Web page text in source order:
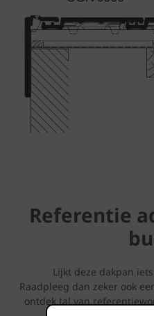
Referentie
Lijkt deze dakpan
Raadpleeg dan zeker ook
ontdek tal van